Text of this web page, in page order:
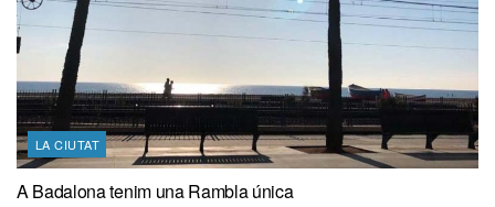
LA CIUTAT
A Badalona tenim una Rambla única